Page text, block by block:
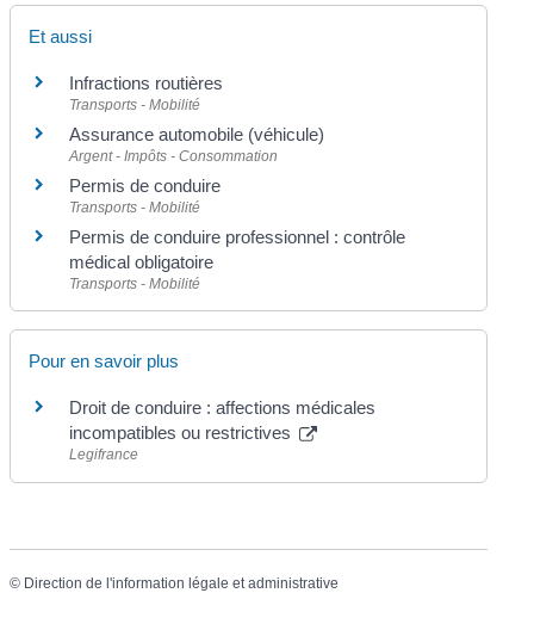
Et aussi
Infractions routières
Transports - Mobilité
Assurance automobile (véhicule)
Argent - Impôts - Consommation
Permis de conduire
Transports - Mobilité
Permis de conduire professionnel : contrôle
médical obligatoire
Transports - Mobilité
Pour en savoir plus
Droit de conduire : affections médicales
incompatibles ou restrictives
Legifrance
© Direction de l'information légale et administrative